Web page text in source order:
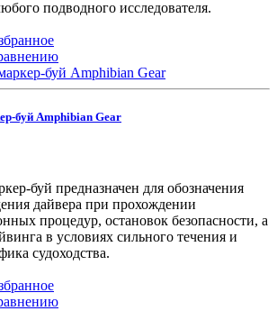
подводного исследователя.
буй Amphibian Gear
буй предназначен для обозначения
дайвера при прохождении
процедур, остановок безопасности, а
в условиях сильного течения и
судоходства.